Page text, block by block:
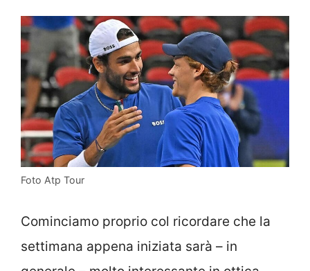
Foto Atp Tour
Cominciamo proprio col ricordare che la
settimana appena iniziata sarà – in